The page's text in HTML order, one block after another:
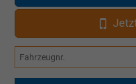
Fahrzeugnr.